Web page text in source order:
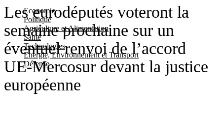
Economie
Politique
Agriculture et Alimentation
Santé
Technologies
Energie, Environnement et Transport
Défense
Les eurodéputés voteront la
semaine prochaine sur un
éventuel renvoi de l’accord
UE-Mercosur devant la justice
européenne